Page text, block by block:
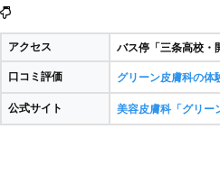
アクセス バス停「三条高校・
口コミ評価 グリーン皮膚科の体
公式サイト 美容皮膚科「グリー